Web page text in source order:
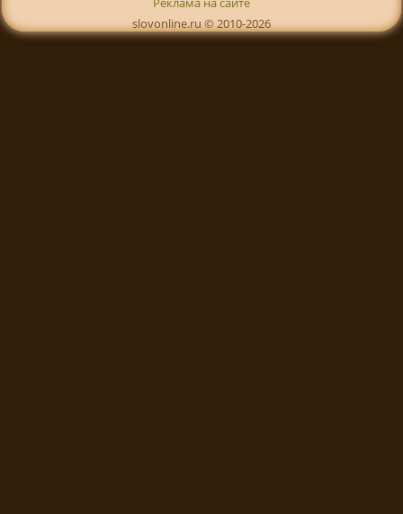
slovonline.ru © 2010-2026